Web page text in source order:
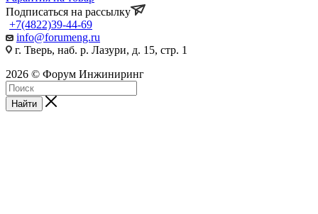
Подписаться на рассылку
+7(4822)39-44-69
info@forumeng.ru
г. Тверь, наб. р. Лазури, д. 15, стр. 1
2026 © Форум Инжиниринг
Найти